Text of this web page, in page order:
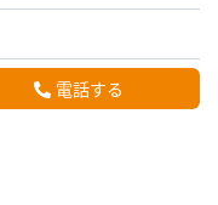
電話する